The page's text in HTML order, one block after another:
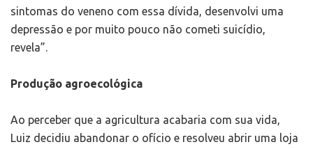
sintomas do veneno com essa dívida, desenvolvi uma
depressão e por muito pouco não cometi suicídio,
revela”.
Produção agroecológica
Ao perceber que a agricultura acabaria com sua vida,
Luiz decidiu abandonar o ofício e resolveu abrir uma loja